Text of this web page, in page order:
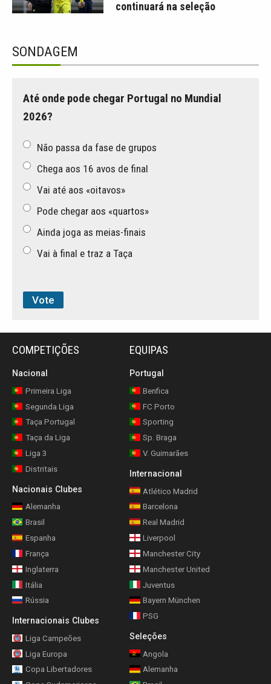
continuará na seleção
SONDAGEM
Até onde pode chegar Portugal no Mundial
2026?
Não passa da fase de grupos
Chega aos 16 avos de final
Vai até aos «oitavos»
Pode chegar aos «quartos»
Ainda joga as meias-finais
Vai à final e traz a Taça
COMPETIÇÕES
Nacional
Primeira Liga
Segunda Liga
Taça Portugal
Taça da Liga
Liga 3
Distritais
Nacionais Clubes
Alemanha
Brasil
Espanha
França
Inglaterra
Itália
Rússia
Internacionais Clubes
Liga Campeões
Liga Europa
Copa Libertadores
EQUIPAS
Portugal
Benfica
FC Porto
Sporting
Sp. Braga
V. Guimarães
Internacional
Atlético Madrid
Barcelona
Real Madrid
Liverpool
Manchester City
Manchester United
Juventus
Bayern München
PSG
Seleções
Angola
Alemanha